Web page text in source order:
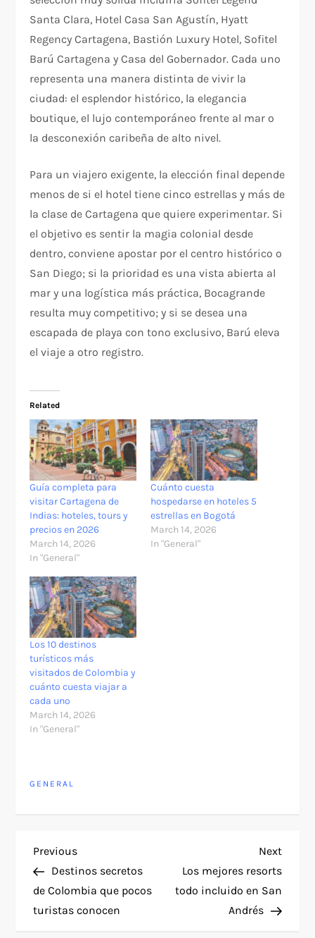
Santa Clara, Hotel Casa San Agustín, Hyatt
Regency Cartagena, Bastión Luxury Hotel, Sofitel
Barú Cartagena y Casa del Gobernador. Cada uno
representa una manera distinta de vivir la
ciudad: el esplendor histórico, la elegancia
boutique, el lujo contemporáneo frente al mar o
la desconexión caribeña de alto nivel.
Para un viajero exigente, la elección final depende
menos de si el hotel tiene cinco estrellas y más de
la clase de Cartagena que quiere experimentar. Si
el objetivo es sentir la magia colonial desde
dentro, conviene apostar por el centro histórico o
San Diego; si la prioridad es una vista abierta al
mar y una logística más práctica, Bocagrande
resulta muy competitivo; y si se desea una
escapada de playa con tono exclusivo, Barú eleva
el viaje a otro registro.
Related
Guía completa para
visitar Cartagena de
Indias: hoteles, tours y
precios en 2026
March 14, 2026
In "General"
Cuánto cuesta
hospedarse en hoteles 5
estrellas en Bogotá
March 14, 2026
In "General"
Los 10 destinos
turísticos más
visitados de Colombia y
cuánto cuesta viajar a
cada uno
March 14, 2026
In "General"
GENERAL
P
o
s
Previous
Post
Previous
Destinos secretos
de Colombia que pocos
turistas conocen
Next
Post
Next
Los mejores resorts
todo incluido en San
Andrés